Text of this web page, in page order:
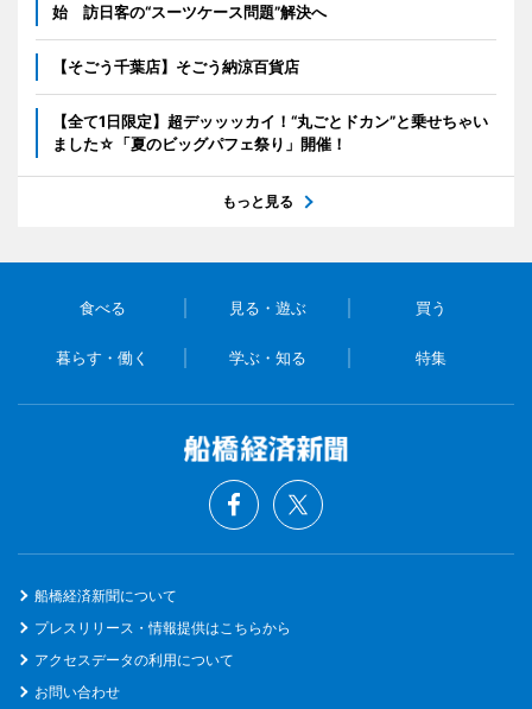
始 訪日客の“スーツケース問題”解決へ
【そごう千葉店】そごう納涼百貨店
【全て1日限定】超デッッッカイ！“丸ごとドカン”と乗せちゃい
ました☆「夏のビッグパフェ祭り」開催！
もっと見る
食べる 見る・遊ぶ 買う
暮らす・働く 学ぶ・知る 特集
船橋経済新聞について
プレスリリース・情報提供はこちらから
アクセスデータの利用について
お問い合わせ